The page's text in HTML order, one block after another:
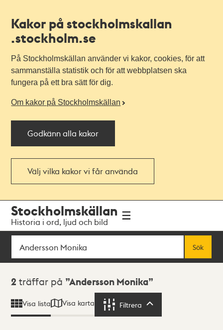
Kakor på stockholmskallan
.stockholm.se
På Stockholmskällan använder vi kakor, cookies, för att
sammanställa statistik och för att webbplatsen ska
fungera på ett bra sätt för dig.
Om kakor på Stockholmskällan
Godkänn alla kakor
Välj vilka kakor vi får använda
navigationen
huvudinnehållet
Stockholmskällan
Historia i ord, ljud och bild
Sök
Sök
Sökresultat
2 träffar på Andersson Monika
Visa lista Visa karta Filtrera